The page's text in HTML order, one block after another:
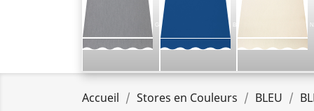
G B N
Accueil Stores en Couleurs BLEU